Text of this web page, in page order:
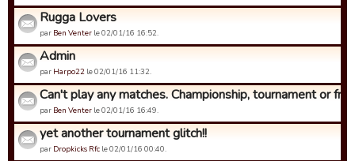
Rugga Lovers
par Ben Venter le 02/01/16 16:52.
Admin
par Harpo22 le 02/01/16 11:32.
Can't play any matches. Championship, tournament or
par Ben Venter le 02/01/16 16:49.
yet another tournament glitch!!
par Dropkicks Rfc le 02/01/16 00:40.